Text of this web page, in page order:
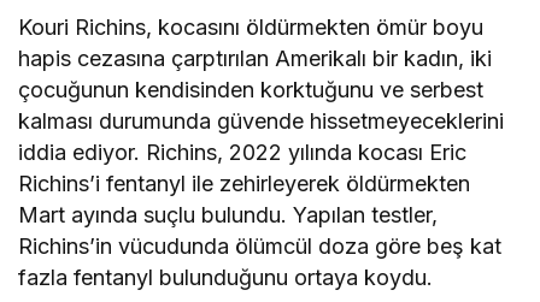
Kouri Richins, kocasını öldürmekten ömür boyu
hapis cezasına çarptırılan Amerikalı bir kadın, iki
çocuğunun kendisinden korktuğunu ve serbest
kalması durumunda güvende hissetmeyeceklerini
iddia ediyor. Richins, 2022 yılında kocası Eric
Richins’i fentanyl ile zehirleyerek öldürmekten
Mart ayında suçlu bulundu. Yapılan testler,
Richins’in vücudunda ölümcül doza göre beş kat
fazla fentanyl bulunduğunu ortaya koydu.